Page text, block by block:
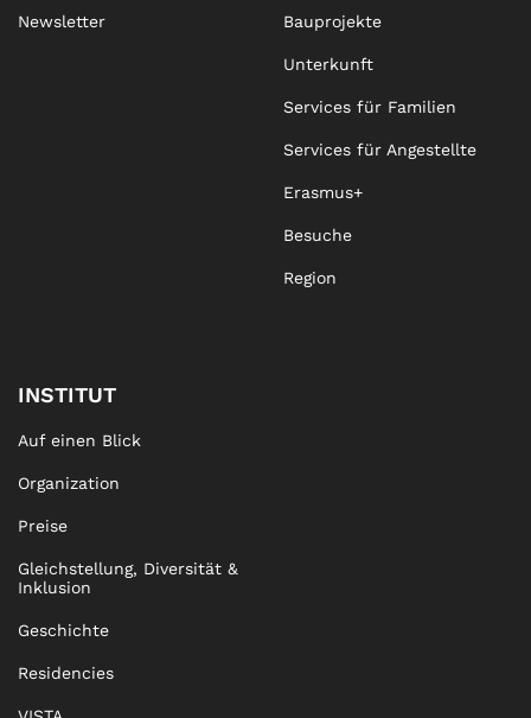
Newsletter Bauprojekte
Unterkunft
Services für Familien
Services für Angestellte
Erasmus+
Besuche
Region
INSTITUT
Auf einen Blick
Organization
Preise
Gleichstellung, Diversität &
Inklusion
Geschichte
Residencies